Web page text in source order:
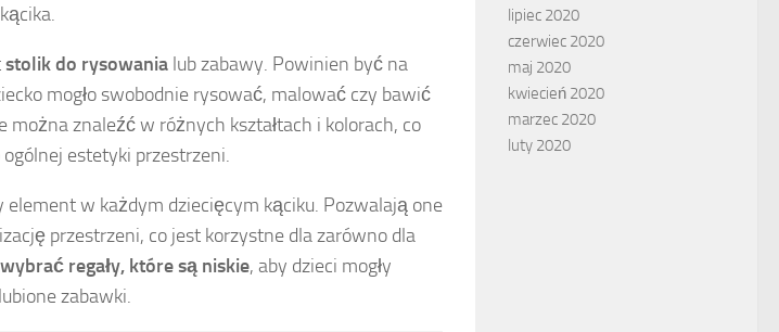
stolik do rysowania lub zabawy. Powinien być na
mogło swobodnie rysować, malować czy bawić
można znaleźć w różnych kształtach i kolorach, co
estetyki przestrzeni.
element w każdym dziecięcym kąciku. Pozwalają one
przestrzeni, co jest korzystne dla zarówno dla
regały, które są niskie, aby dzieci mogły
zabawki.
lipiec 2020
czerwiec 2020
maj 2020
kwiecień 2020
marzec 2020
luty 2020